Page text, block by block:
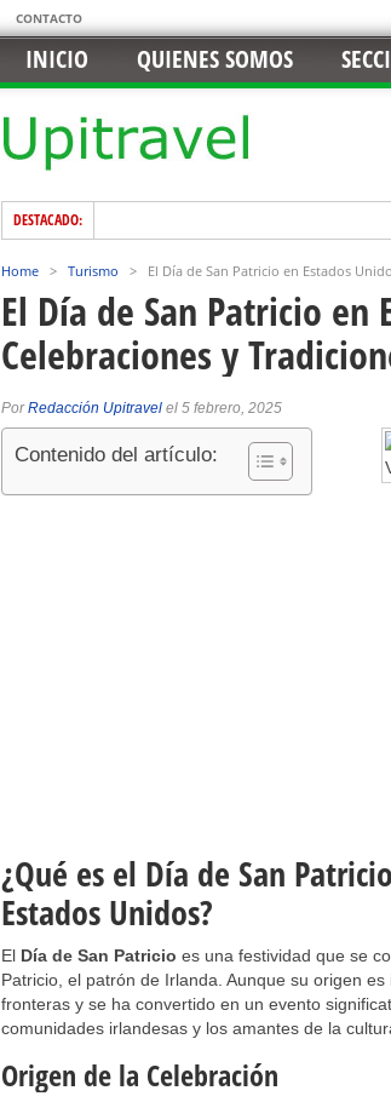
CONTACTO
INICIO QUIENES SOMOS
DESTACADO:
Home > Turismo > El Día de San Patricio en Estados
El Día de San Patricio en
Celebraciones y
PorRedacción Upitravel el 5 febrero, 2025
Contenido del artículo:
¿Qué es el Día de San
Estados Unidos?
El Día de San Patricio es una festividad que se
Patricio, el patrón de Irlanda. Aunque su origen
fronteras y se ha convertido en un evento
comunidades irlandesas y los amantes de la
Origen de la Celebración